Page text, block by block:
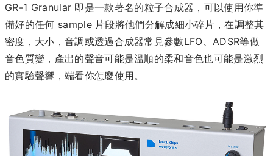
GR-1 Granular 即是一款著名的粒子合成器，可以使用你準
備好的任何 sample 片段將他們分解成細小碎片，在調整其
密度，大小，音調或透過合成器常見參數LFO、ADSR等做
音色質變，產出的聲音可能是溫順的柔和音色也可能是激烈
的實驗聲響，端看你怎麼使用。